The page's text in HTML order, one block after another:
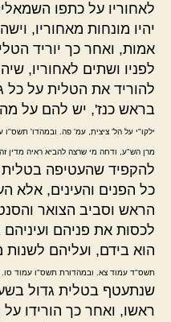
לאחוריו על כתפו
יהיו מונחות מאחוריו,
אמות, ואחר כך יוריד
לפניו ושתים לאחוריו,
להוריד את הטלית על
בראש כנז', יש להם על מה
ילקו"י על הל' ציצית, עמ' פה. ובמהדו'
מרן הש"ע, ודחה מי שרצה להביא ראיה מדין
להקפיד שהעטיפה
כל הפנים והעינים, אלא
הראש וסביב הצואר
לכסות את פניהם
הוא בידם, ועליהם לשנות
תשס"ד עמוד צא. ובמהדורת תשס"ו עמוד סו.
שנתעטף בטלית גדול
ראשו, ואחר כך הורידו על